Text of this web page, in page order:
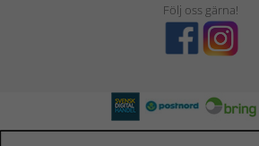
Följ oss gärna!